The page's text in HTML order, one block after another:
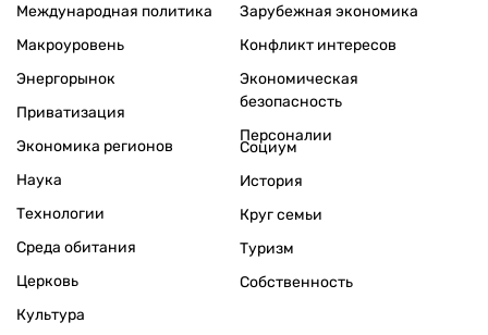
Международная политика
Макроуровень
Энергорынок
Приватизация
Экономика регионов
Зарубежная экономика
Конфликт интересов
Экономическая
безопасность
Персоналии
Наука
Технологии
Среда обитания
Церковь
Культура
Социум
История
Круг семьи
Туризм
Собственность